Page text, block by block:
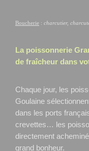
Boucherie : charcutier,
La poissonnerie
de fraîcheur dans
Chaque jour, les
Goulaine
dans les ports
crevettes… les
directement
grand bonheur.